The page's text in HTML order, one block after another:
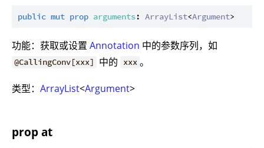
public mut prop arguments: ArrayList<Argument
功能：获取或设置 Annotation 中的参数序列，如
@CallingConv[xxx] 中的 xxx 。
类型： ArrayList<Argument>
prop at